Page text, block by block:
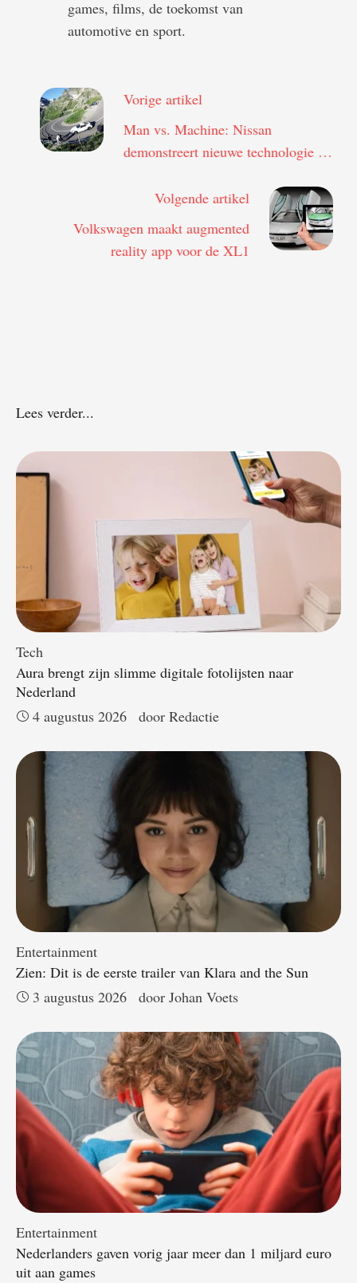
games, films, de toekomst van
automotive en sport.
Vorige artikel
Man vs. Machine: Nissan
demonstreert nieuwe technologie in
WingsuitVolgende artikel
Volkswagen maakt augmented
reality app voor de XL1
Lees verder...
Tech
Aura brengt zijn slimme digitale fotolijsten naar
Nederland
4 augustus 2026
door Redactie
Entertainment
Zien: Dit is de eerste trailer van Klara and the Sun
3 augustus 2026
door Johan Voets
Entertainment
Nederlanders gaven vorig jaar meer dan 1 miljard euro
uit aan games